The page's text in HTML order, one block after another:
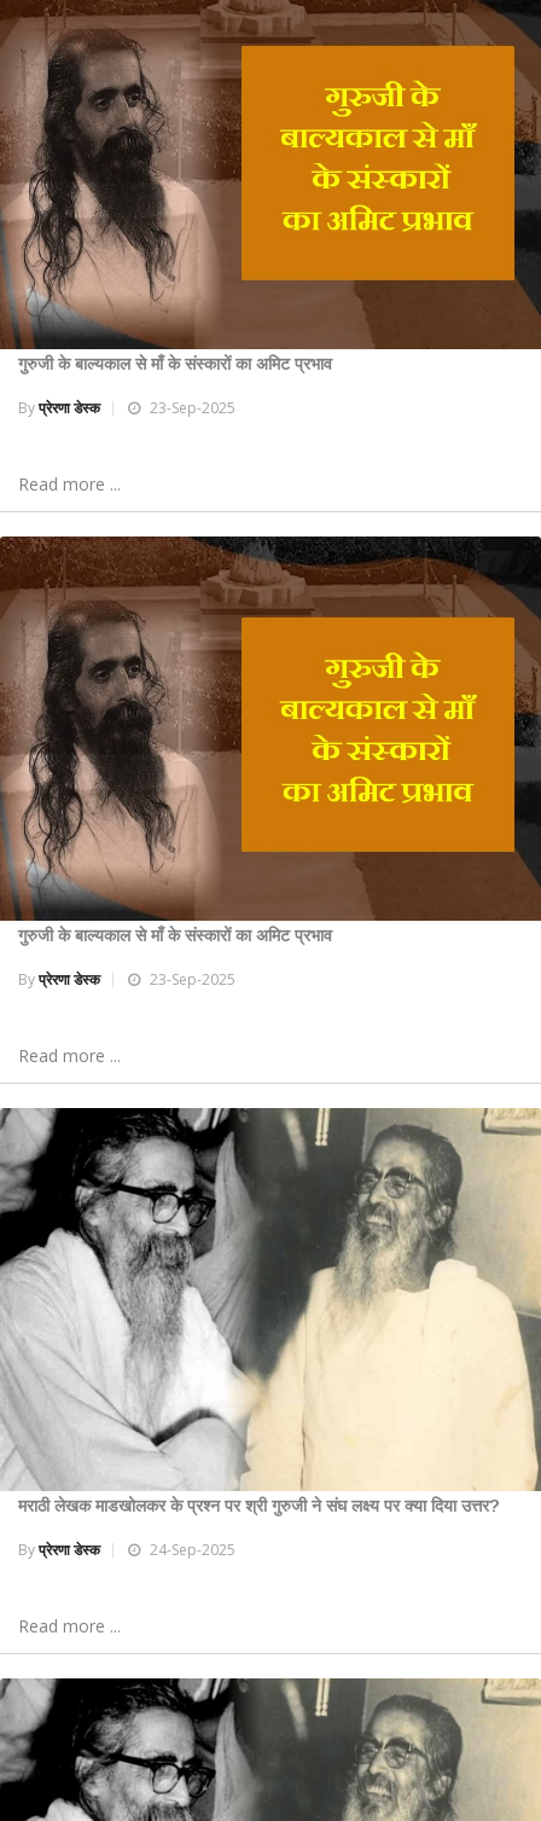
गुरुजी के बाल्यकाल से माँ के संस्कारों का अमिट प्रभाव
Byप्रेरणा डेस्क 23-Sep-2025
Read more ...
गुरुजी के बाल्यकाल से माँ के संस्कारों का अमिट प्रभाव
Byप्रेरणा डेस्क 23-Sep-2025
Read more ...
मराठी लेखक माडखोलकर के प्रश्न पर श्री गुरुजी ने संघ लक्ष्य पर क्या दिया उत्तर?
Byप्रेरणा डेस्क 24-Sep-2025
Read more ...